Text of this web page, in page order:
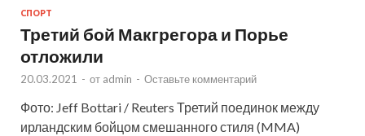
СПОРТ
Третий бой Макгрегора и Порье
отложили
20.03.2021 - от admin - Оставьте комментарий
Фото: Jeff Bottari / Reuters Третий поединок между
ирландским бойцом смешанного стиля (MMA)